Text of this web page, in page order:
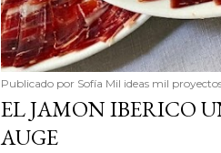
Publicado por Sofía Mil ideas mil
EL JAMON IBERICO
AUGE